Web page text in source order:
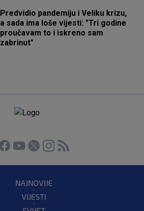
Predvidio pandemiju i Veliku krizu,
a sada ima loše vijesti: "Tri godine
proučavam to i iskreno sam
zabrinut"
NAJNOVIJE
VIJESTI